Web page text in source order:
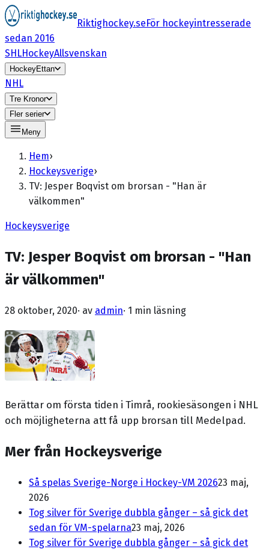
Riktighockey.seFör hockeyintresserade
sedan 2016
SHLHockeyAllsvenskan
HockeyEttan
NHL
Tre Kronor
Fler serier
Meny
Hem›
Hockeysverige›
TV: Jesper Boqvist om brorsan - "Han är
välkommen"
Hockeysverige
TV: Jesper Boqvist om brorsan - "Han
är välkommen"
28 oktober, 2020· av admin· 1 min läsning
Berättar om första tiden i Timrå, rookiesäsongen i NHL
och möjligheterna att få upp brorsan till Medelpad.
Mer från Hockeysverige
Så spelas Sverige-Norge i Hockey-VM 202623 maj,
2026
Tog silver för Sverige dubbla gånger – så gick det
sedan för VM-spelarna23 maj, 2026
Tog silver för Sverige dubbla gånger – så gick det